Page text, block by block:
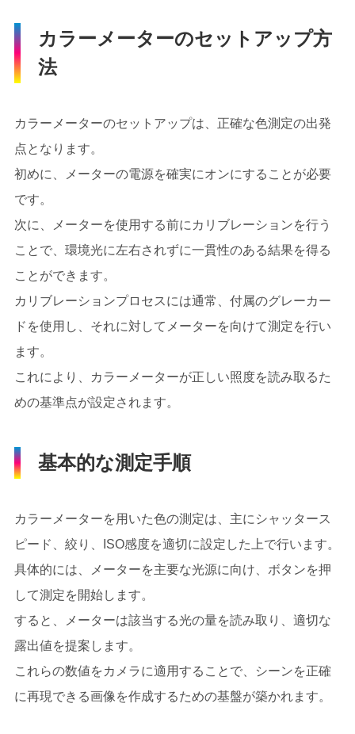
カラーメーターのセットアップ方
法
カラーメーターのセットアップは、正確な色測定の出発
点となります。
初めに、メーターの電源を確実にオンにすることが必要
です。
次に、メーターを使用する前にカリブレーションを行う
ことで、環境光に左右されずに一貫性のある結果を得る
ことができます。
カリブレーションプロセスには通常、付属のグレーカー
ドを使用し、それに対してメーターを向けて測定を行い
ます。
これにより、カラーメーターが正しい照度を読み取るた
めの基準点が設定されます。
基本的な測定手順
カラーメーターを用いた色の測定は、主にシャッタース
ピード、絞り、ISO感度を適切に設定した上で行います。
具体的には、メーターを主要な光源に向け、ボタンを押
して測定を開始します。
すると、メーターは該当する光の量を読み取り、適切な
露出値を提案します。
これらの数値をカメラに適用することで、シーンを正確
に再現できる画像を作成するための基盤が築かれます。